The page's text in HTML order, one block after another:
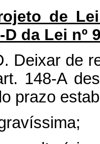
de
da Lei nº
Deixar de
148-A
prazo